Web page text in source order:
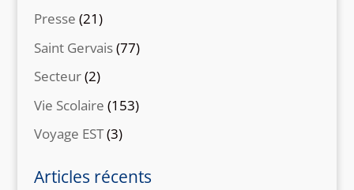
Presse (21)
Saint Gervais(77)
Secteur(2)
Vie Scolaire (153)
Voyage EST(3)
Articles récents